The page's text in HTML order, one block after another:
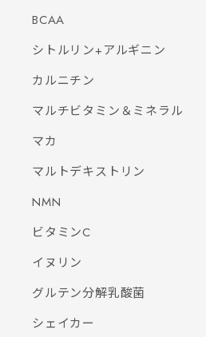
BCAA
シトルリン+アルギニン
カルニチン
マルチビタミン＆ミネラル
マカ
マルトデキストリン
NMN
ビタミンC
イヌリン
グルテン分解乳酸菌
シェイカー